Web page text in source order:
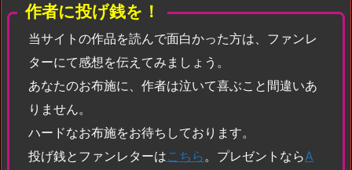
作者に投げ銭を！
当サイトの作品を読んで面白かった方は、ファンレ
ターにて感想を伝えてみましょう。
あなたのお布施に、作者は泣いて喜ぶこと間違いあ
りません。
ハードなお布施をお待ちしております。
投げ銭とファンレターはこちら 。プレゼントならA